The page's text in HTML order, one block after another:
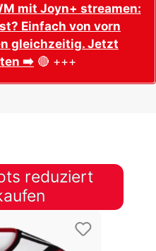
mit Joyn+ streamen:
Einfach von vorn
gleichzeitig. Jetzt
➡️ 🔴 +++
reduziert